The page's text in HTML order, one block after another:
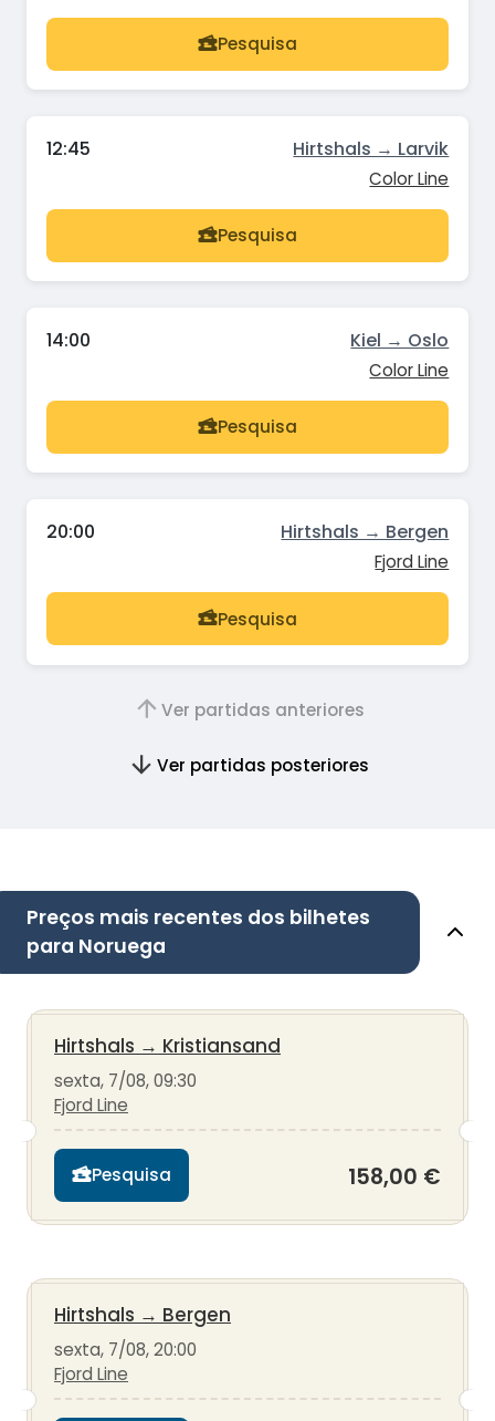
Pesquisa
12:45 Hirtshals → Larvik
Color Line
Pesquisa
14:00 Kiel → Oslo
Color Line
Pesquisa
20:00 Hirtshals → Bergen
Fjord Line
Pesquisa
Ver partidas anteriores
Ver partidas posteriores
Preços mais recentes dos bilhetes
para Noruega
Hirtshals → Kristiansand
sexta, 7/08, 09:30
Fjord Line
Pesquisa 158,00 €
Hirtshals → Bergen
sexta, 7/08, 20:00
Fjord Line